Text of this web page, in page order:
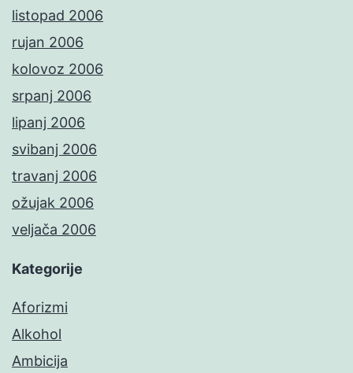
listopad 2006
rujan 2006
kolovoz 2006
srpanj 2006
lipanj 2006
svibanj 2006
travanj 2006
ožujak 2006
veljača 2006
Kategorije
Aforizmi
Alkohol
Ambicija